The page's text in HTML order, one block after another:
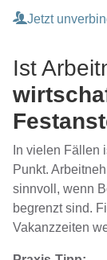
Jetzt
Ist
In vielen Fällen
Punkt.
sinnvoll, wenn
begrenzt sind.
Vakanzzeiten